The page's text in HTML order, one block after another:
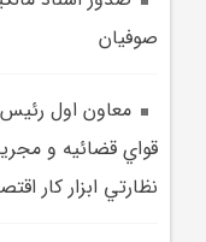
صوفيان
معاون اول
قواي قضائيه و
نظارتي ابزار کار